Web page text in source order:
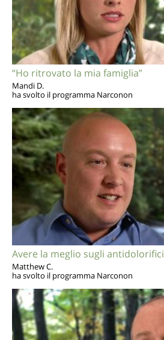
“Ho ritrovato la mia famiglia”
Mandi D.
ha svolto il programma Narconon
Avere la meglio sugli antidolorifici
Matthew C.
ha svolto il programma Narconon